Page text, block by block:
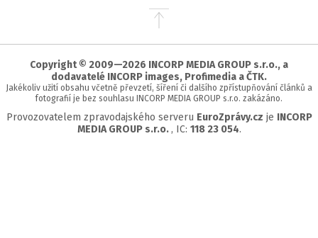
Přejít
stránky
Copyright © 2009—2026 INCORP MEDIA GROUP s.r.o., a
dodavatelé INCORP images, Profimedia a ČTK.
Jakékoliv užití obsahu včetně převzetí, šíření či dalšího zpřístupňování článků a
fotografií je bez souhlasu INCORP MEDIA GROUP s.r.o. zakázáno.
Provozovatelem zpravodajského serveru EuroZprávy.cz je INCORP
MEDIA GROUP s.r.o. , IC: 118 23 054.